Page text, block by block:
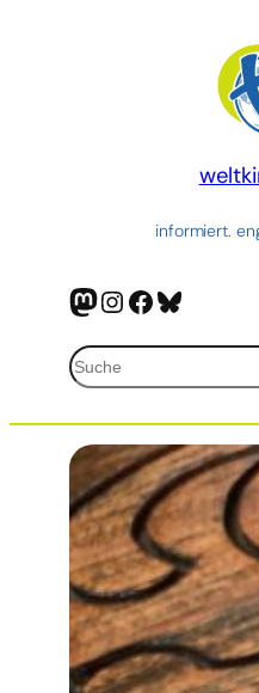
informiert.
Mastodon
Instagram
Facebook
Bluesky
Suchen